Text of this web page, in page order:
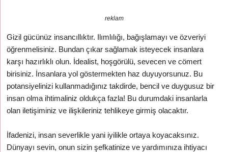
reklam
Gizil gücünüz insancıllıktır. Ilımlılığı, bağışlamayı ve özveriyi
öğrenmelisiniz. Bundan çıkar sağlamak isteyecek insanlara
karşı hazırlıklı olun. İdealist, hoşgörülü, sevecen ve cömert
birisiniz. İnsanlara yol göstermekten haz duyuyorsunuz. Bu
potansiyelinizi kullanmadığınız takdirde, bencil ve duygusuz bir
insan olma ihtimaliniz oldukça fazla! Bu durumdaki insanlarla
olan iletişiminiz ve ilişkileriniz tehlikeye girmiş olacaktır.
İfadenizi, insan severlikle yani iyilikle ortaya koyacaksınız.
Dünyayı sevin, onun sizin şefkatinize ve yardımınıza ihtiyacı